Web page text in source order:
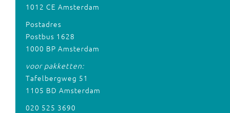
1012 CE Amsterdam
Postadres
Postbus 1628
1000 BP Amsterdam
voor pakketten:
Tafelbergweg 51
1105 BD Amsterdam
020 525 3690